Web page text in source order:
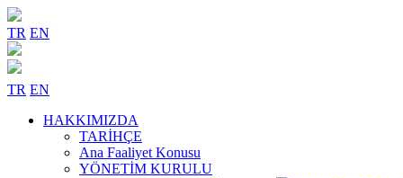
TR EN
TR EN
HAKKIMIZDA
TARİHÇE
Ana Faaliyet Konusu
YÖNETİM KURULU